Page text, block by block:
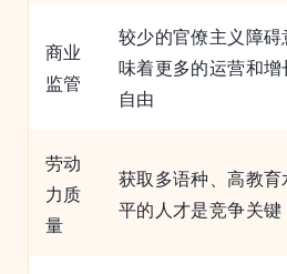
商业
监管
较少的官僚主义障碍
味着更多的运营和增
自由
劳动
力质
量
获取多语种、高教育
平的人才是竞争关键